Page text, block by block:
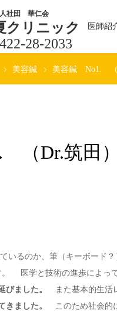
人社団 華仁会
クリニック
28-2033
医師紹
美容鍼 美容鍼 No1. （
Dr.筑田）
いるのか、筆（キーボード
。 医学と技術の進歩によっ
びました。 また基本的生活
きました。
このため社会的